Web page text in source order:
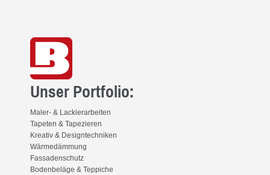
Unser Portfolio:
Maler- & Lackierarbeiten
Tapeten & Tapezieren
Kreativ & Designtechniken
Wärmedämmung
Fassadenschutz
Bodenbeläge & Teppiche